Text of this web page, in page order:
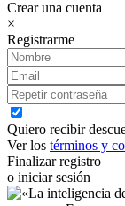
Crear una cuenta
×
Registrarme
Quiero recibir
Ver los términos y
Finalizar registro
o iniciar sesión